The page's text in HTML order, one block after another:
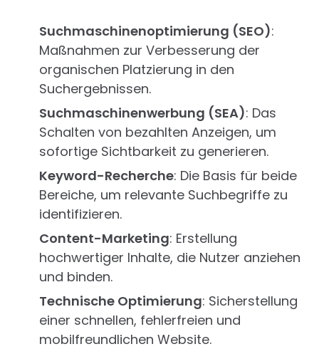
Suchmaschinenoptimierung (SEO):
Maßnahmen zur Verbesserung der
organischen Platzierung in den
Suchergebnissen.
Suchmaschinenwerbung (SEA): Das
Schalten von bezahlten Anzeigen, um
sofortige Sichtbarkeit zu generieren.
Keyword-Recherche: Die Basis für beide
Bereiche, um relevante Suchbegriffe zu
identifizieren.
Content-Marketing: Erstellung
hochwertiger Inhalte, die Nutzer anziehen
und binden.
Technische Optimierung: Sicherstellung
einer schnellen, fehlerfreien und
mobilfreundlichen Website.